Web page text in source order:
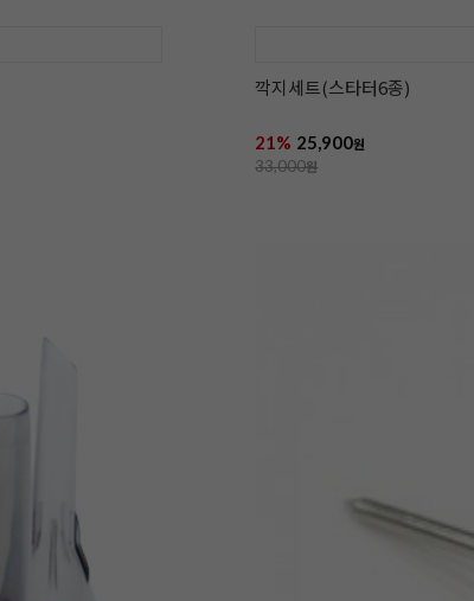
깍지세트(스타터6종)
21% 25,900원
33,000원